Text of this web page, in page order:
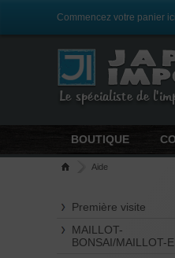
Commencez votre panier
Le spécialiste de
BOUTIQUE
Aide
Première visite
MAILLOT-
BONSAI/MAILLOT-